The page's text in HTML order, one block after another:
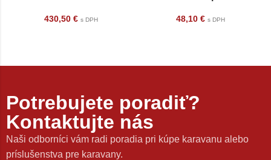
430,50 € s DPH 48,10 € s DPH
Potrebujete poradiť?
Kontaktujte nás
Naši odborníci vám radi poradia pri kúpe karavanu alebo
príslušenstva pre karavany.